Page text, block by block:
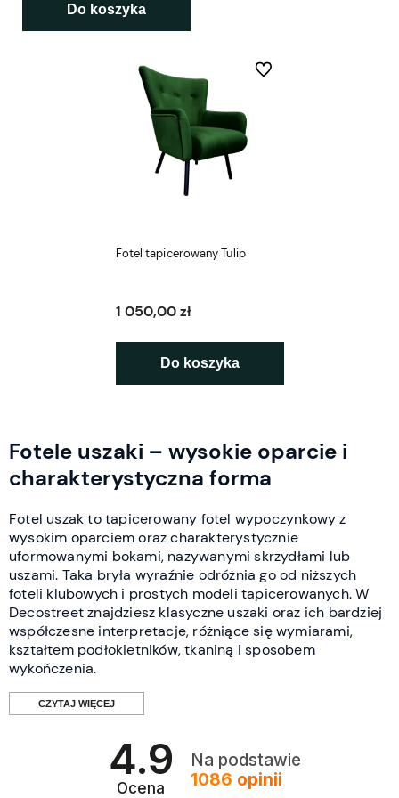
Do koszyka
Fotel tapicerowany Tulip
1 050,00 zł
Do koszyka
Do ulubionych
Fotele uszaki – wysokie oparcie i
charakterystyczna forma
Fotel uszak to tapicerowany fotel wypoczynkowy z
wysokim oparciem oraz charakterystycznie
uformowanymi bokami, nazywanymi skrzydłami lub
uszami. Taka bryła wyraźnie odróżnia go od niższych
foteli klubowych i prostych modeli tapicerowanych. W
Decostreet znajdziesz klasyczne uszaki oraz ich bardziej
współczesne interpretacje, różniące się wymiarami,
kształtem podłokietników, tkaniną i sposobem
wykończenia.
CZYTAJ WIĘCEJ
Co wyróżnia fotel typu uszak?
4.9
Ocena
Na podstawie
1086 opinii